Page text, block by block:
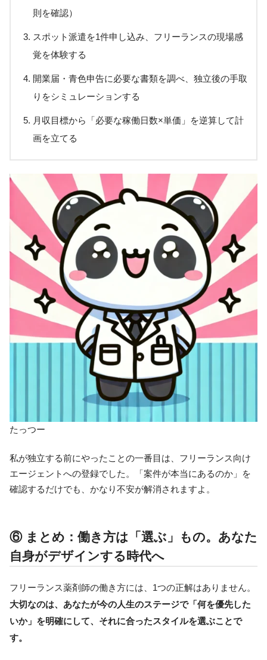
則を確認）
スポット派遣を1件申し込み、フリーランスの現場感
覚を体験する
開業届・青色申告に必要な書類を調べ、独立後の手取
りをシミュレーションする
月収目標から「必要な稼働日数×単価」を逆算して計
画を立てる
たっつー
私が独立する前にやったことの一番目は、フリーランス向け
エージェントへの登録でした。「案件が本当にあるのか」を
確認するだけでも、かなり不安が解消されますよ。
⑥ まとめ：働き方は「選ぶ」もの。あなた
自身がデザインする時代へ
フリーランス薬剤師の働き方には、1つの正解はありません。
大切なのは、あなたが今の人生のステージで「何を優先した
いか」を明確にして、それに合ったスタイルを選ぶことで
す。